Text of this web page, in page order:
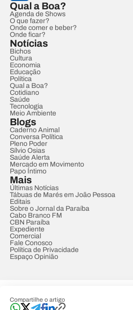
Compartilhe o artigo
Qual a Boa?
Agenda de Shows
O que fazer?
Onde comer e beber?
Onde ficar?
Notícias
Bichos
Cultura
Economia
Educação
Política
Qual a Boa?
Cotidiano
Saúde
Tecnologia
Meio Ambiente
Blogs
Caderno Animal
Conversa Política
Pleno Poder
Sílvio Osias
Saúde Alerta
Mercado em Movimento
Papo Íntimo
Mais
Últimas Notícias
Tábuas de Marés em João Pessoa
Editais
Sobre o Jornal da Paraíba
Cabo Branco FM
CBN Paraíba
Expediente
Comercial
Fale Conosco
Política de Privacidade
Espaço Opinião